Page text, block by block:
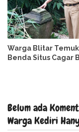
Warga Blitar
Benda Situs Cagar
Belum ada
Warga Kediri